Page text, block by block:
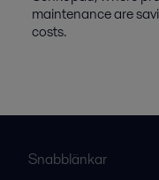
maintenance are
costs.
Snabblänkar